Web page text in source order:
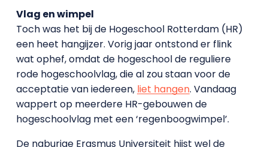
Vlag en wimpel
Toch was het bij de Hogeschool Rotterdam (HR)
een heet hangijzer. Vorig jaar ontstond er flink
wat ophef, omdat de hogeschool de reguliere
rode hogeschoolvlag, die al zou staan voor de
acceptatie van iedereen, liet hangen. Vandaag
wappert op meerdere HR-gebouwen de
hogeschoolvlag met een ‘regenboogwimpel’.
De naburige Erasmus Universiteit hijst wel de